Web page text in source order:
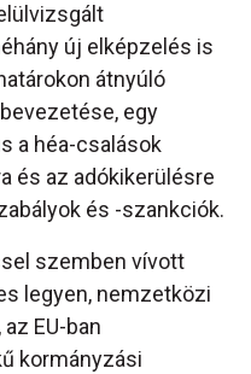
új elképzelés is
átnyúló
egy
a héa-csalások
és az adókikerülésre
és -szankciók.
szemben vívott
legyen, nemzetközi
EU-ban
kormányzási